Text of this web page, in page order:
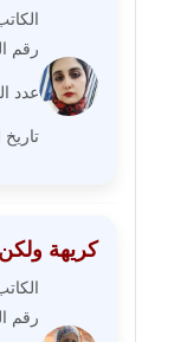
رقم
عدد
تاريخ
كريهة ولكن
رقم